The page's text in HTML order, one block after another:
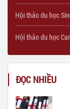
Hội thảo du học
Hội thảo du học
ĐỌC NHIỀU